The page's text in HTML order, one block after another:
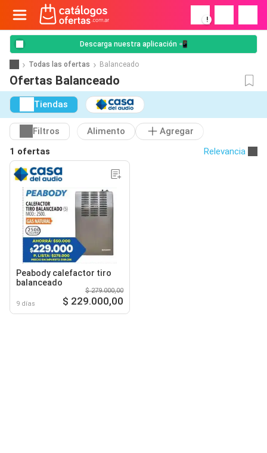
!
Descarga nuestra aplicación 📲
Todas las ofertas Balanceado
Ofertas Balanceado
Tiendas
Filtros Alimento
Agregar
1 ofertas
Relevancia
Peabody calefactor tiro
balanceado
9 días
$ 279.000,00
$ 229.000,00